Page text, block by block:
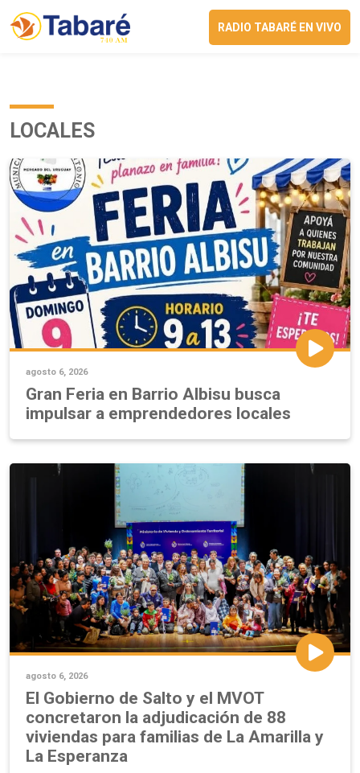
RADIO TABARÉ EN VIVO
LOCALES
agosto 6, 2026
Gran Feria en Barrio Albisu busca
impulsar a emprendedores locales
agosto 6, 2026
El Gobierno de Salto y el MVOT
concretaron la adjudicación de 88
viviendas para familias de La Amarilla y
La Esperanza